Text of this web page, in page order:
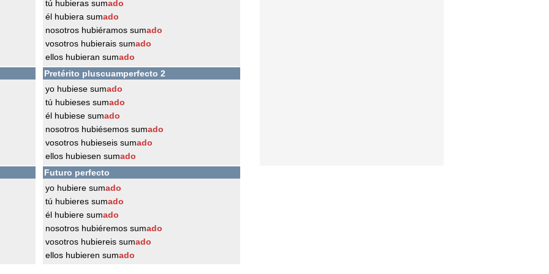
tú hubieras sumado
él hubiera sumado
nosotros hubiéramos sumado
vosotros hubierais sumado
ellos hubieran sumado
Pretérito pluscuamperfecto 2
yo hubiese sumado
tú hubieses sumado
él hubiese sumado
nosotros hubiésemos sumado
vosotros hubieseis sumado
ellos hubiesen sumado
Futuro perfecto
yo hubiere sumado
tú hubieres sumado
él hubiere sumado
nosotros hubiéremos sumado
vosotros hubiereis sumado
ellos hubieren sumado